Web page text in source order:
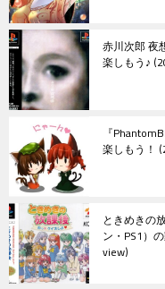
赤川次郎 夜
楽しもう♪
『
楽しもう！
ときめきの
ン・PS1）
view